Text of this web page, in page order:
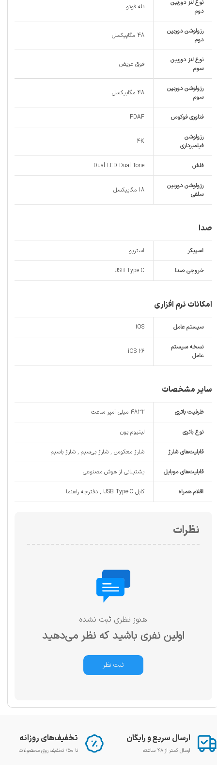
نوع لنز دوربین
دوم
تله فوتو
رزولوشن دوربین
دوم
48 مگاپیکسل
نوع لنز دوربین
سوم
فوق عریض
رزولوشن دوربین
سوم
48 مگاپیکسل
فناوری فوکوس PDAF
رزولوشن
فیلمبرداری
4K
فلش Dual LED Dual Tone
رزولوشن دوربین
سلفی
18 مگاپیکسل
صدا
اسپیکر استریو
خروجی صدا USB Type-C
امکانات نرم افزاری
سیستم عامل iOS
نسخه سیستم
عامل
iOS 26
سایر مشخصات
ظرفیت باتری 4832 میلی آمپر ساعت
نوع باتری لیتیوم یون
قابلیت‌های شارژ شارژ معکوس , شارژ بی‌سیم , شارژ باسیم
قابلیت‌های موبایل پشتیبانی از هوش مصنوعی
اقلام همراه کابل USB Type-C , دفترچه‌ راهنما
نظرات
هنوز نظری ثبت نشده
اولین نفری باشید که نظر می‌دهید
ثبت نظر
ارسال سریع و رایگان
ارسال کمتر از ۴۸ ساعته
تخفیف‌های روزانه
تا ۵۰٪ تخفیف روی محصولات